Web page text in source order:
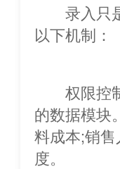
录入只是
以下机制：
权限控制
的数据模块
料成本;销
度。